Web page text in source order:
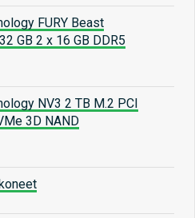
FURY Beast
GB 2 x 16 GB DDR5
NV3 2 TB M.2 PCI
3D NAND